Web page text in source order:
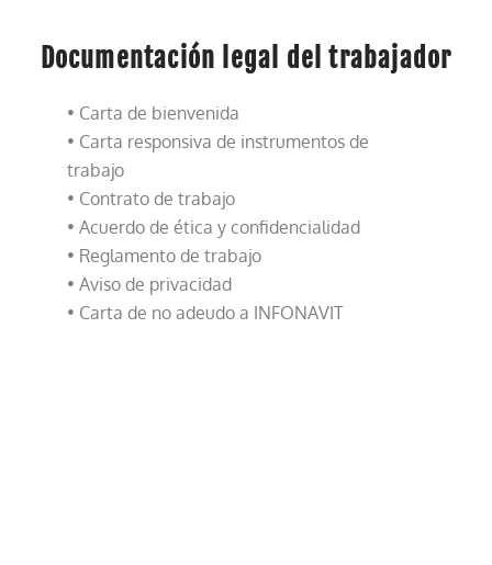
Documentación legal del trabajador
• Carta de bienvenida
• Carta responsiva de instrumentos de
trabajo
• Contrato de trabajo
• Acuerdo de ética y confidencialidad
• Reglamento de trabajo
• Aviso de privacidad
• Carta de no adeudo a INFONAVIT